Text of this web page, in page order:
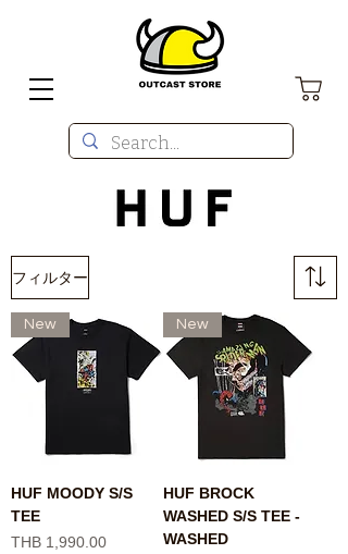
フィルター
New
HUF MOODY S/S
TEE
価格
THB 1,990.00
New
HUF BROCK
WASHED S/S TEE -
WASHED